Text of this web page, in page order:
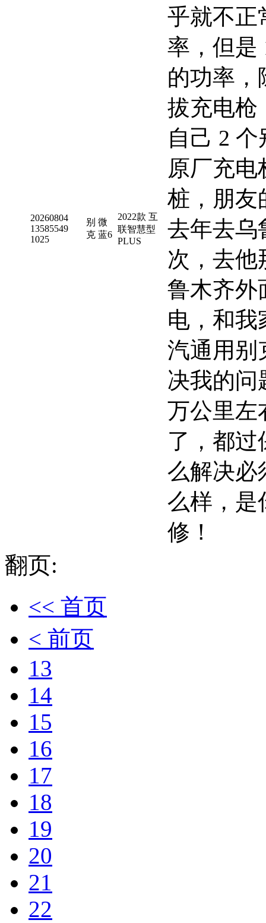
20260804
13585549
1025
别
克
微
蓝6
2022款 互
联智慧型
PLUS
乎就不正
率，但是
的功率，
拔充电枪
自己 2
原厂充
桩，朋友
去年去乌
次，去他
鲁木齐外
电，和我
汽通用别
决我的问
万公里左
了，都过
么解决必
么样，是
修！
翻页:
<< 首页
< 前页
13
14
15
16
17
18
19
20
21
22